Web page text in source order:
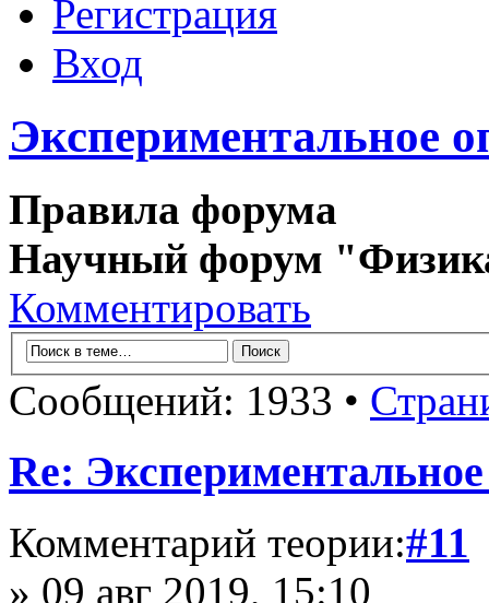
Регистрация
Вход
Экспериментальное
Правила форума
Научный форум
Комментировать
Сообщений: 1933 •
Re:
Комментарий теории:#11
» 09 авг 2019, 15:10